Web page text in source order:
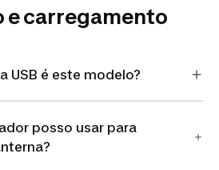
e carregamento
USB é este modelo?
posso usar para